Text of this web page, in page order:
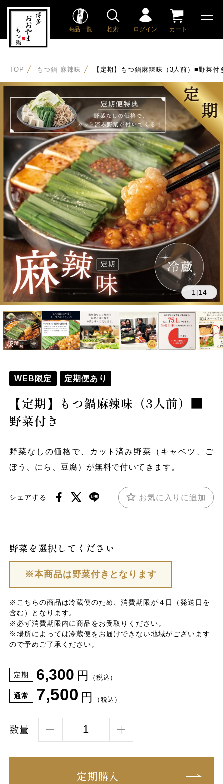
商品一覧 検索 ログイン カート
TOP もつ鍋 麻辣味 【定期】もつ鍋麻辣味（3人前）■野菜付
1 |14
WEB限定 定期便あり
【定期】もつ鍋麻辣味（3人前）■
野菜付き
野菜なしの価格で、カット済み野菜（キャベツ、ご
ぼう、にら、豆腐）が無料で付いてきます。
シェアする お気に入りに追加
野菜を選択してください
※本商品は野菜付きとなります
※こちらの商品は冷蔵便のため、消費期限が４日（発送日を
含む）となります。
※必ず消費期限内に商品をお受取りください。
※場所によっては冷蔵便をお届けできない地域がございます
ので予めご了承ください。
定期 6,300 円 （税込）
通常 7,500 円 （税込）
数量
定期購入